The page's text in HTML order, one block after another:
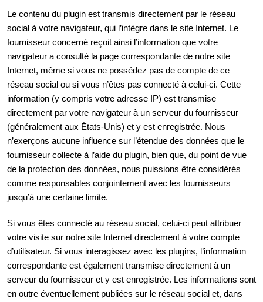
Le contenu du plugin est transmis directement par le réseau
social à votre navigateur, qui l’intègre dans le site Internet. Le
fournisseur concerné reçoit ainsi l’information que votre
navigateur a consulté la page correspondante de notre site
Internet, même si vous ne possédez pas de compte de ce
réseau social ou si vous n’êtes pas connecté à celui-ci. Cette
information (y compris votre adresse IP) est transmise
directement par votre navigateur à un serveur du fournisseur
(généralement aux États-Unis) et y est enregistrée. Nous
n’exerçons aucune influence sur l’étendue des données que le
fournisseur collecte à l’aide du plugin, bien que, du point de vue
de la protection des données, nous puissions être considérés
comme responsables conjointement avec les fournisseurs
jusqu’à une certaine limite.
Si vous êtes connecté au réseau social, celui-ci peut attribuer
votre visite sur notre site Internet directement à votre compte
d’utilisateur. Si vous interagissez avec les plugins, l’information
correspondante est également transmise directement à un
serveur du fournisseur et y est enregistrée. Les informations sont
en outre éventuellement publiées sur le réseau social et, dans